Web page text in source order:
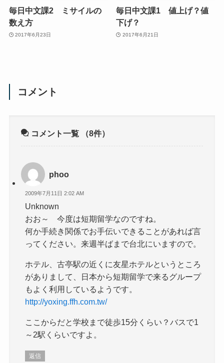
毎日中文課2 ミサイルの
数え方
2017年6月23日
毎日中文課1 値上げ？値
下げ？
2017年6月21日
コメント
コメント一覧 （8件）
phoo
2009年7月11日 2:02 AM
Unknown
おお～ 今度は短期留学なのですね。
何か手続き関係でお手伝いできることがあれば言
ってください。来週半ばまで台北にいますので。
ホテル、古亭駅の近くに友星ホテルというところ
がありまして、日本から短期留学で来るグループ
もよく利用しているようです。
http://yoxing.ffh.com.tw/
ここからだと学校まで徒歩15分くらい？バスで1
～2駅くらいですよ。
返信